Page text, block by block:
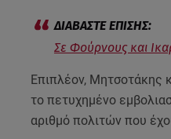
Σε Φούρνους και
Επιπλέον, Μητσοτάκης
το πετυχημένο
αριθμό πολιτών που